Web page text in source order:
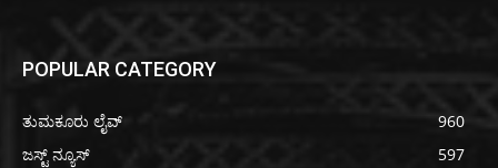
POPULAR CATEGORY
ತುಮಕೂರು ಲೈವ್
960
ಜಸ್ಟ್ ನ್ಯೂಸ್
597